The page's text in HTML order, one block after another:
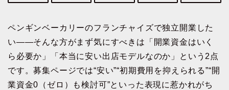
ペンギンベーカリーのフランチャイズで独立開業した
い——そんな方がまず気にすべきは「開業資金はいく
ら必要か」「本当に安い出店モデルなのか」という2点
です。募集ページでは“安い”“初期費用を抑えられる”“開
業資金0（ゼロ）も検討可”といった表現に惹かれがち